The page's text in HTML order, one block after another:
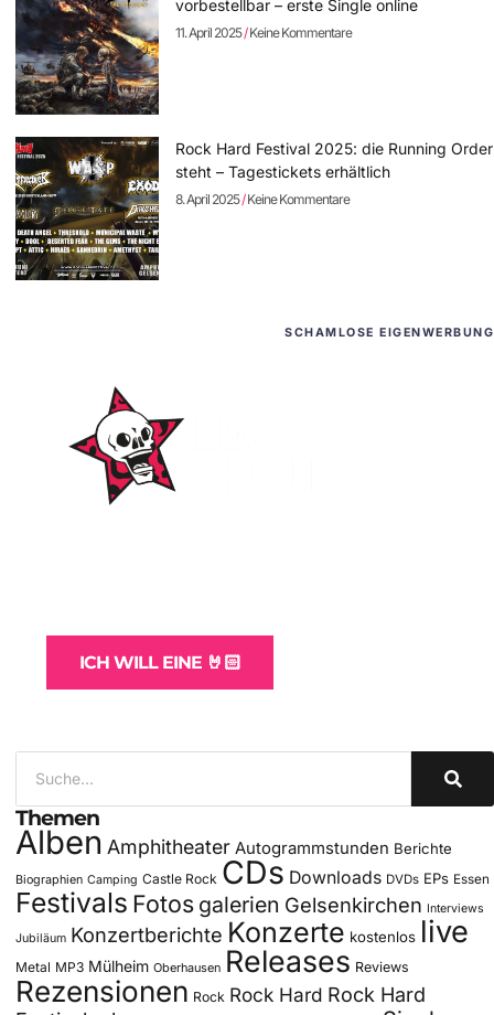
vorbestellbar – erste Single online
11. April 2025 Keine Kommentare
Rock Hard Festival 2025: die Running Order
steht – Tagestickets erhältlich
8. April 2025 Keine Kommentare
SCHAMLOSE EIGENWERBUNG
ICH WILL EINE 🤘🏻
Themen
Alben Amphitheater Autogrammstunden Berichte
Biographien Camping Castle Rock CDs Downloads DVDs EPs Essen
Festivals Fotos galerien Gelsenkirchen Interviews
Jubiläum Konzertberichte Konzerte kostenlos live
Metal MP3 Mülheim Oberhausen Releases Reviews
Rezensionen Rock Rock Hard Rock Hard